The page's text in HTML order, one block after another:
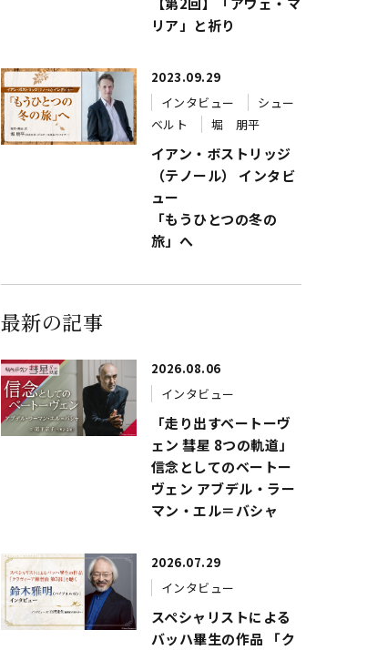
リア」と祈り
2023.09.29
インタビュー
シュー
ベルト
堀 朋平
イアン・ボストリッジ
（テノール） インタビ
ュー
「もうひとつの冬の
旅」へ
最新の記事
2026.08.06
インタビュー
「走り出すベートーヴ
ェン 彗星 8つの軌道」
信念としてのベートー
ヴェン アブデル・ラー
マン・エル＝バシャ
2026.07.29
インタビュー
スペシャリストによる
バッハ畢生の作品 「ク